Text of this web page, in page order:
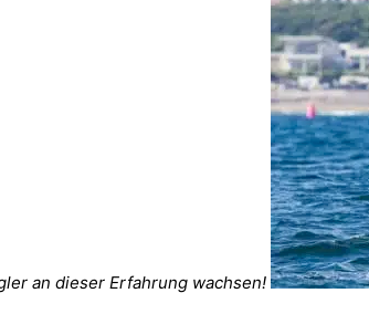
an dieser Erfahrung wachsen!